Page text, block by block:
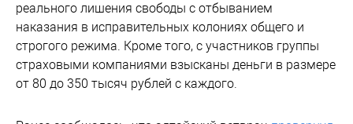
реального лишения свободы с отбыванием
наказания в исправительных колониях общего и
строгого режима. Кроме того, с участников группы
страховыми компаниями взысканы деньги в размере
от 80 до 350 тысяч рублей с каждого.